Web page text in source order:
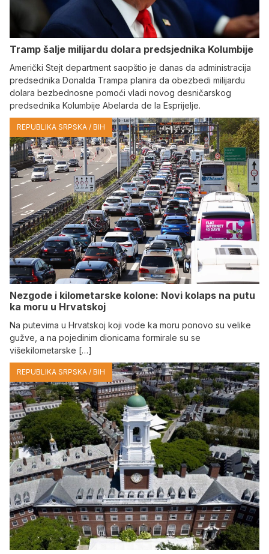
Tramp šalje milijardu dolara predsjednika Kolumbije
Američki Stejt department saopštio je danas da administracija
predsednika Donalda Trampa planira da obezbedi milijardu
dolara bezbednosne pomoći vladi novog desničarskog
predsednika Kolumbije Abelarda de la Esprijelje.
REPUBLIKA SRPSKA / BIH
Nezgode i kilometarske kolone: Novi kolaps na putu
ka moru u Hrvatskoj
Na putevima u Hrvatskoj koji vode ka moru ponovo su velike
gužve, a na pojedinim dionicama formirale su se
višekilometarske […]
REPUBLIKA SRPSKA / BIH